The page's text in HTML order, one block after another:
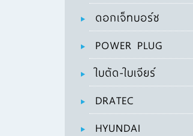
ดอกเจ็ทบอร์ช
POWER PLUG
ใบตัด-ใบเจียร์
DRATEC
HYUNDAI